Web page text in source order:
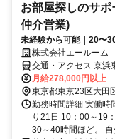
お部屋探しのサ
仲介営業)
未経験から可能｜20〜
株式会社エールーム
交通・アクセス 京浜
分、東急多摩川線蒲
月給278,000円以上
東京都東京23区大田
勤務時間詳細 実働時
り21日 10：00～19
30～40時間ほど。